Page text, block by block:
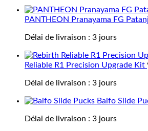
PANTHEON Pranayama FG
Délai de livraison : 3 jours
Reliable R1 Precision Upgrade Kit
Délai de livraison : 3 jours
Baifo Slide
Délai de livraison : 3 jours